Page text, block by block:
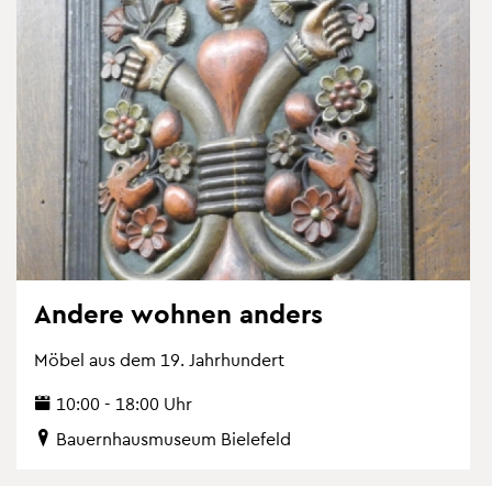
An­de­re woh­nen an­ders
Möbel aus dem 19. Jahr­hun­dert
10:00 - 18:00 Uhr
Bau­ern­haus­mu­se­um Bie­le­feld